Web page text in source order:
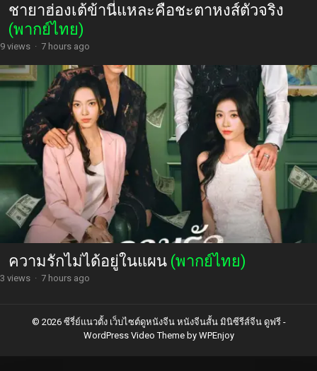
ชายาฮ่องเต้ข้านี่แหละคือชะตาหงส์ตัวจริง
(พากย์ไทย)
9 views · 7 hours ago
ความรักไม่ได้อยู่ในแผน (พากย์ไทย)
3 views · 7 hours ago
© 2026 ซีรี่ย์แนวตั้ง เว็บไซต์ดูหนังจีน หนังจีนสั้น มินิซีรีส์จีน ดูฟรี -
WordPress Video Themeby WPEnjoy